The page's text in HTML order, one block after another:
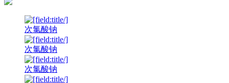
次氯酸钠
次氯酸钠
次氯酸钠